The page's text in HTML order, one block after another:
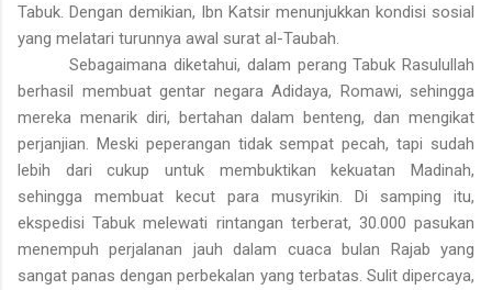
Tabuk. Dengan demikian, Ibn Katsir menunjukkan kondisi sosial
yang melatari turunnya awal surat al-Taubah.
Sebagaimana diketahui, dalam perang Tabuk Rasulullah
berhasil membuat gentar negara Adidaya, Romawi, sehingga
mereka menarik diri, bertahan dalam benteng, dan mengikat
perjanjian. Meski peperangan tidak sempat pecah, tapi sudah
lebih dari cukup untuk membuktikan kekuatan Madinah,
sehingga membuat kecut para musyrikin. Di samping itu,
ekspedisi Tabuk melewati rintangan terberat, 30.000 pasukan
menempuh perjalanan jauh dalam cuaca bulan Rajab yang
sangat panas dengan perbekalan yang terbatas. Sulit dipercaya,